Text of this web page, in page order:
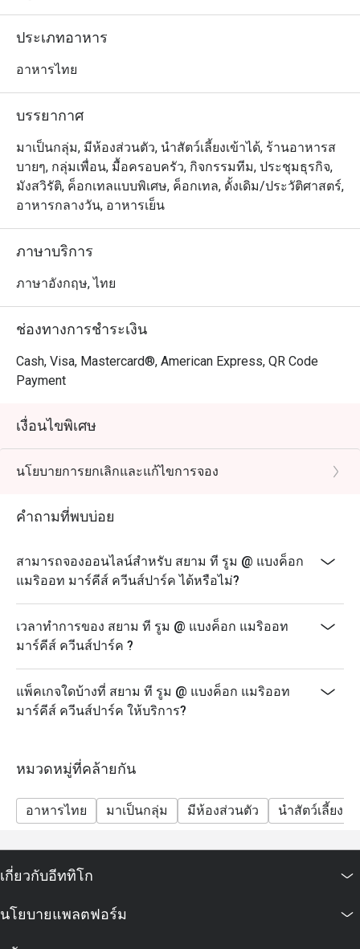
ตะวันตก สำหรับเมนูนั้นเชฟภูมิใจนำเสนออาหารไทยท้อง
ถิ่นอันแสนคุ้นเคยจากทั่วภูมิภาคของประเทศ ซึ่งเน้นความ
จานซิกเนเจอร์ของร้านที่แนะนำให้ลอง ได้แก่ กุ้งแม่น้ำเผา
ประเภทอาหาร
อาหารไทย
บรรยากาศ
มาเป็นกลุ่ม, มีห้องส่วนตัว, นำสัตว์เลี้ยงเข้าได้, ร้านอาหารส
บายๆ, กลุ่มเพื่อน, มื้อครอบครัว, กิจกรรมทีม, ประชุมธุรกิจ,
มังสวิรัติ, ค็อกเทลแบบพิเศษ, ค็อกเทล, ดั้งเดิม/ประวัติศาสตร์,
อาหารกลางวัน, อาหารเย็น
ภาษาบริการ
ภาษาอังกฤษ, ไทย
ช่องทางการชำระเงิน
Cash, Visa, Mastercard®, American Express, QR Code
Payment
เงื่อนไขพิเศษ
นโยบายการยกเลิกและแก้ไขการจอง
คำถามที่พบบ่อย
สามารถจองออนไลน์สำหรับ สยาม ที รูม @ แบงค็อก
แมริออท มาร์คีส์ ควีนส์ปาร์ค ได้หรือไม่?
เวลาทำการของ สยาม ที รูม @ แบงค็อก แมริออท
มาร์คีส์ ควีนส์ปาร์ค ?
แพ็คเกจใดบ้างที่ สยาม ที รูม @ แบงค็อก แมริออท
มาร์คีส์ ควีนส์ปาร์ค ให้บริการ?
หมวดหมู่ที่คล้ายกัน
อาหารไทย มาเป็นกลุ่ม มีห้องส่วนตัว นำสัตว์เลี้ยงเข้
เกี่ยวกับอีททิโก
นโยบายแพลตฟอร์ม